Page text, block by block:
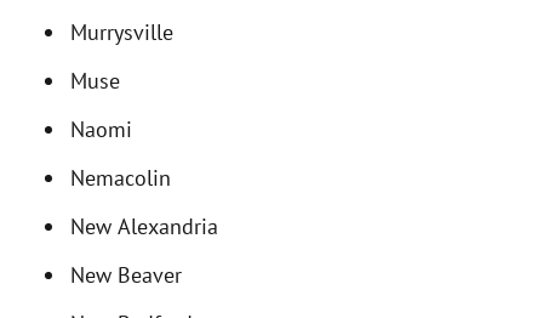
Murrysville
Muse
Naomi
Nemacolin
New Alexandria
New Beaver